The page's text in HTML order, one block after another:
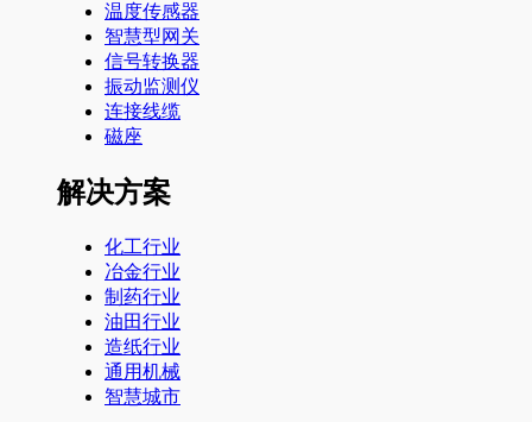
温度传感器
智慧型网关
信号转换器
振动监测仪
连接线缆
磁座
解决方案
化工行业
冶金行业
制药行业
油田行业
造纸行业
通用机械
智慧城市